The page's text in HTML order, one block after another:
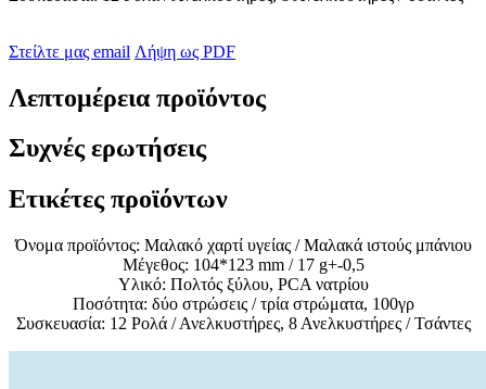
Στείλτε μας email Λήψη ως PDF
Λεπτομέρεια προϊόντος
Συχνές ερωτήσεις
Ετικέτες προϊόντων
Όνομα προϊόντος: Μαλακό χαρτί υγείας / Μαλακά ιστούς μπάνιου
Μέγεθος: 104*123 mm / 17 g+-0,5
Υλικό: Πολτός ξύλου, PCA νατρίου
Ποσότητα: δύο στρώσεις / τρία στρώματα, 100γρ
Συσκευασία: 12 Ρολά / Ανελκυστήρες, 8 Ανελκυστήρες / Τσάντες